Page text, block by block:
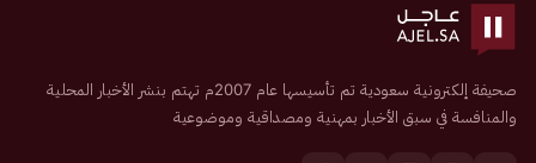
صحيفة إلكترونية سعودية تم تأسيسها عام 2007م تهتم بنشر الأخبار المحلية
والمنافسة في سبق الأخبار بمهنية ومصداقية وموضوعية